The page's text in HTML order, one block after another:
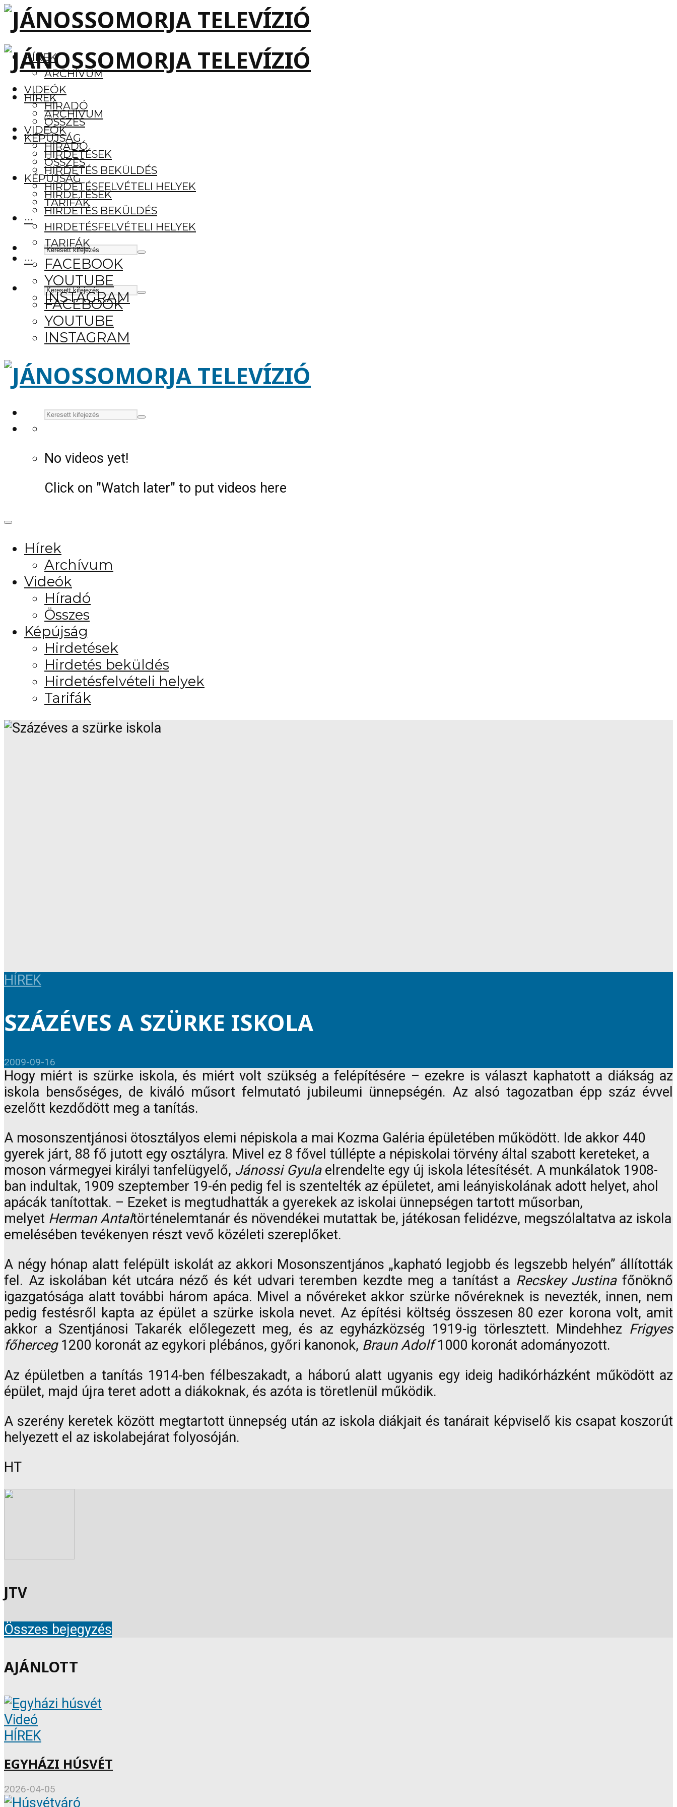
HÍREK
ARCHÍVUM
VIDEÓK
HÍRADÓ
ÖSSZES
KÉPÚJSÁG
HIRDETÉSEK
HIRDETÉS BEKÜLDÉS
HIRDETÉSFELVÉTELI HELYEK
TARIFÁK
···
FACEBOOK
YOUTUBE
INSTAGRAM
HÍREK
ARCHÍVUM
VIDEÓK
HÍRADÓ
ÖSSZES
KÉPÚJSÁG
HIRDETÉSEK
HIRDETÉS BEKÜLDÉS
HIRDETÉSFELVÉTELI HELYEK
TARIFÁK
···
FACEBOOK
YOUTUBE
INSTAGRAM
No videos yet!
Click on "Watch later" to put videos here
Hírek
Archívum
Videók
Híradó
Összes
Képújság
Hirdetések
Hirdetés beküldés
Hirdetésfelvételi helyek
Tarifák
HÍREK
SZÁZÉVES A SZÜRKE ISKOLA
2009-09-16
Hogy miért is szürke iskola, és miért volt szükség a felépítésére – ezekre is választ kaphatott a diákság az
iskola bensőséges, de kiváló műsort felmutató jubileumi ünnepségén. Az alsó tagozatban épp száz évvel
ezelőtt kezdődött meg a tanítás.
A mosonszentjánosi ötosztályos elemi népiskola a mai Kozma Galéria épületében működött. Ide akkor 440
gyerek járt, 88 fő jutott egy osztályra. Mivel ez 8 fővel túllépte a népiskolai törvény által szabott kereteket, a
moson vármegyei királyi tanfelügyelő, Jánossi Gyulaelrendelte egy új iskola létesítését. A munkálatok 1908-
ban indultak, 1909 szeptember 19-én pedig fel is szentelték az épületet, ami leányiskolának adott helyet, ahol
apácák tanítottak. – Ezeket is megtudhatták a gyerekek az iskolai ünnepségen tartott műsorban,
melyet Herman Antaltörténelemtanár és növendékei mutattak be, játékosan felidézve, megszólaltatva az iskola
emelésében tevékenyen részt vevő közéleti szereplőket.
A négy hónap alatt felépült iskolát az akkori Mosonszentjános „kapható legjobb és legszebb helyén” állították
fel. Az iskolában két utcára néző és két udvari teremben kezdte meg a tanítást a Recskey Justinafőnöknő
igazgatósága alatt további három apáca. Mivel a nővéreket akkor szürke nővéreknek is nevezték, innen, nem
pedig festésről kapta az épület a szürke iskola nevet. Az építési költség összesen 80 ezer korona volt, amit
akkor a Szentjánosi Takarék előlegezett meg, és az egyházközség 1919-ig törlesztett. Mindehhez Frigyes
főherceg1200 koronát az egykori plébános, győri kanonok, Braun Adolf1000 koronát adományozott.
Az épületben a tanítás 1914-ben félbeszakadt, a háború alatt ugyanis egy ideig hadikórházként működött az
épület, majd újra teret adott a diákoknak, és azóta is töretlenül működik.
A szerény keretek között megtartott ünnepség után az iskola diákjait és tanárait képviselő kis csapat koszorút
helyezett el az iskolabejárat folyosóján.
HT
JTV
Összes bejegyzés
AJÁNLOTT
Videó
HÍREK
EGYHÁZI HÚSVÉT
2026-04-05